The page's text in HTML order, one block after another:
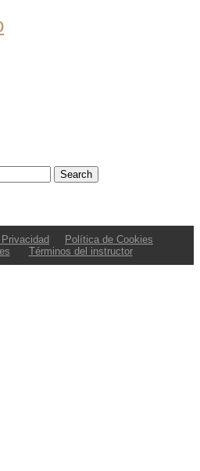
Política de Cookies
Términos del instructor